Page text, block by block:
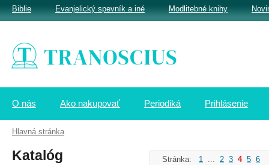
O nás Ako nakupovať Periodiká Prihlásenie
Stránka: 1 ... 2 3 4 5 6
Katalóg
Biblie Evanjelický spevník a iné Modlitebné knihy
Hlavná stránka